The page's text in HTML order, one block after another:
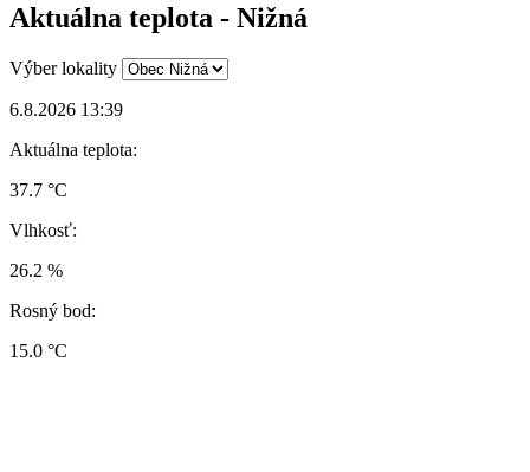
Aktuálna teplota - Nižná
Výber lokality
6.8.2026 13:39
Aktuálna teplota:
37.7 °C
Vlhkosť:
26.2 %
Rosný bod:
15.0 °C